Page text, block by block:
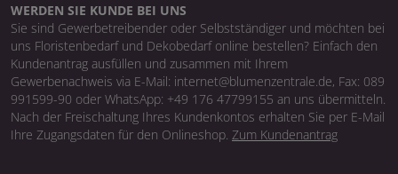
WERDEN SIE KUNDE BEI UNS
Sie sind Gewerbetreibender oder Selbstständiger und möchten bei
uns Floristenbedarf und Dekobedarf online bestellen? Einfach den
Kundenantrag ausfüllen und zusammen mit Ihrem
Gewerbenachweis via E-Mail: internet@blumenzentrale.de, Fax: 089
991599-90 oder WhatsApp: +49 176 47799155 an uns übermitteln.
Nach der Freischaltung Ihres Kundenkontos erhalten Sie per E-Mail
Ihre Zugangsdaten für den Onlineshop. Zum Kundenantrag